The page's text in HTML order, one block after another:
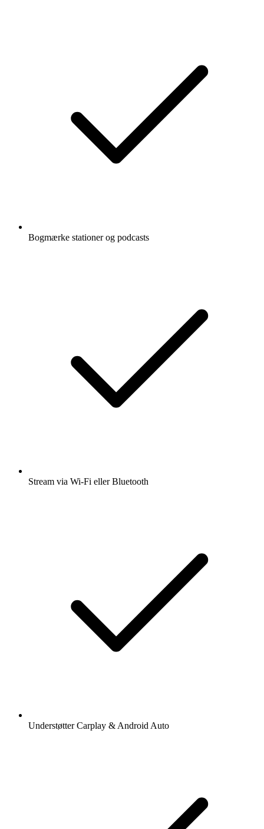
Bogmærke stationer og podcasts
Stream via Wi-Fi eller Bluetooth
Understøtter Carplay & Android Auto